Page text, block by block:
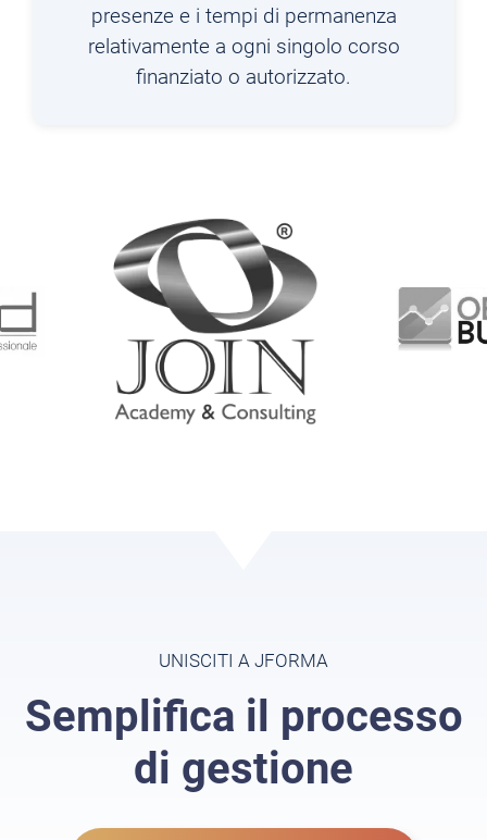
presenze e i tempi di permanenza
relativamente a ogni singolo corso
finanziato o autorizzato.
UNISCITI A JFORMA
Semplifica il processo
di gestione